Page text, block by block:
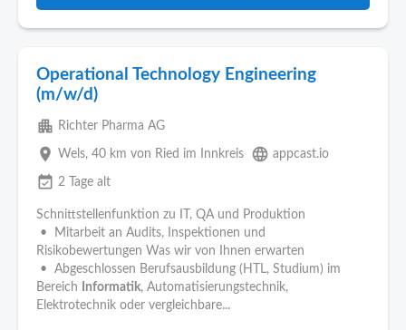
Operational Technology Engineering
(m/w/d)
apartment Richter Pharma AG
place Wels, 40 km von Ried im Innkreis language appcast.io
event_available 2 Tage alt
Schnittstellenfunktion zu IT, QA und Produktion
• Mitarbeit an Audits, Inspektionen und
Risikobewertungen Was wir von Ihnen erwarten
• Abgeschlossen Berufsausbildung (HTL, Studium) im
Bereich
Informatik, Automatisierungstechnik,
Elektrotechnik oder vergleichbare...